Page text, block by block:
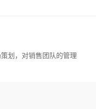
划，对销售团队的管理